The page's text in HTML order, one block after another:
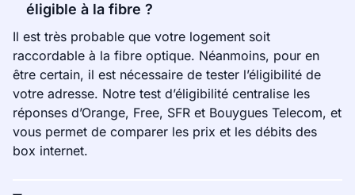
éligible à la fibre ?
Il est très probable que votre logement soit
raccordable à la fibre optique. Néanmoins, pour en
être certain, il est nécessaire de tester l’éligibilité de
votre adresse. Notre test d’éligibilité centralise les
réponses d’Orange, Free, SFR et Bouygues Telecom, et
vous permet de comparer les prix et les débits des
box internet.